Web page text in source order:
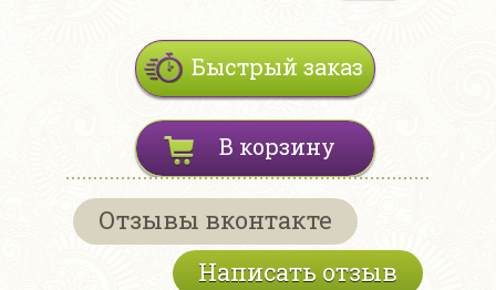
Быстрый заказ
В корзину
Отзывы вконтакте
Написать отзыв